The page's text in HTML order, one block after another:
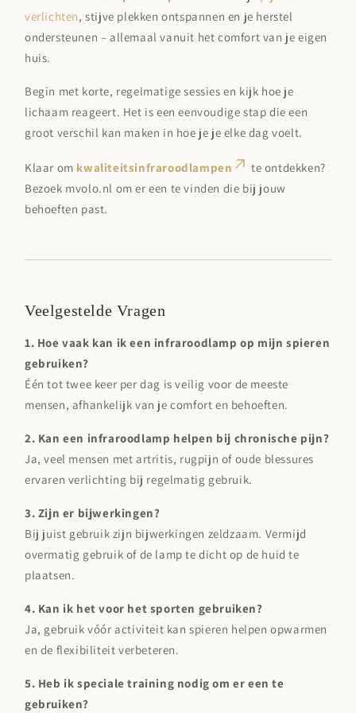
verlichten, stijve plekken ontspannen en je herstel
ondersteunen – allemaal vanuit het comfort van je eigen
huis.
Begin met korte, regelmatige sessies en kijk hoe je
lichaam reageert. Het is een eenvoudige stap die een
groot verschil kan maken in hoe je je elke dag voelt.
Klaar om kwaliteitsinfraroodlampen
te ontdekken?
Bezoek mvolo.nl om er een te vinden die bij jouw
behoeften past.
Veelgestelde Vragen
1. Hoe vaak kan ik een infraroodlamp op mijn spieren
gebruiken?
Één tot twee keer per dag is veilig voor de meeste
mensen, afhankelijk van je comfort en behoeften.
2. Kan een infraroodlamp helpen bij chronische pijn?
Ja, veel mensen met artritis, rugpijn of oude blessures
ervaren verlichting bij regelmatig gebruik.
3. Zijn er bijwerkingen?
Bij juist gebruik zijn bijwerkingen zeldzaam. Vermijd
overmatig gebruik of de lamp te dicht op de huid te
plaatsen.
4. Kan ik het voor het sporten gebruiken?
Ja, gebruik vóór activiteit kan spieren helpen opwarmen
en de flexibiliteit verbeteren.
5. Heb ik speciale training nodig om er een te
gebruiken?